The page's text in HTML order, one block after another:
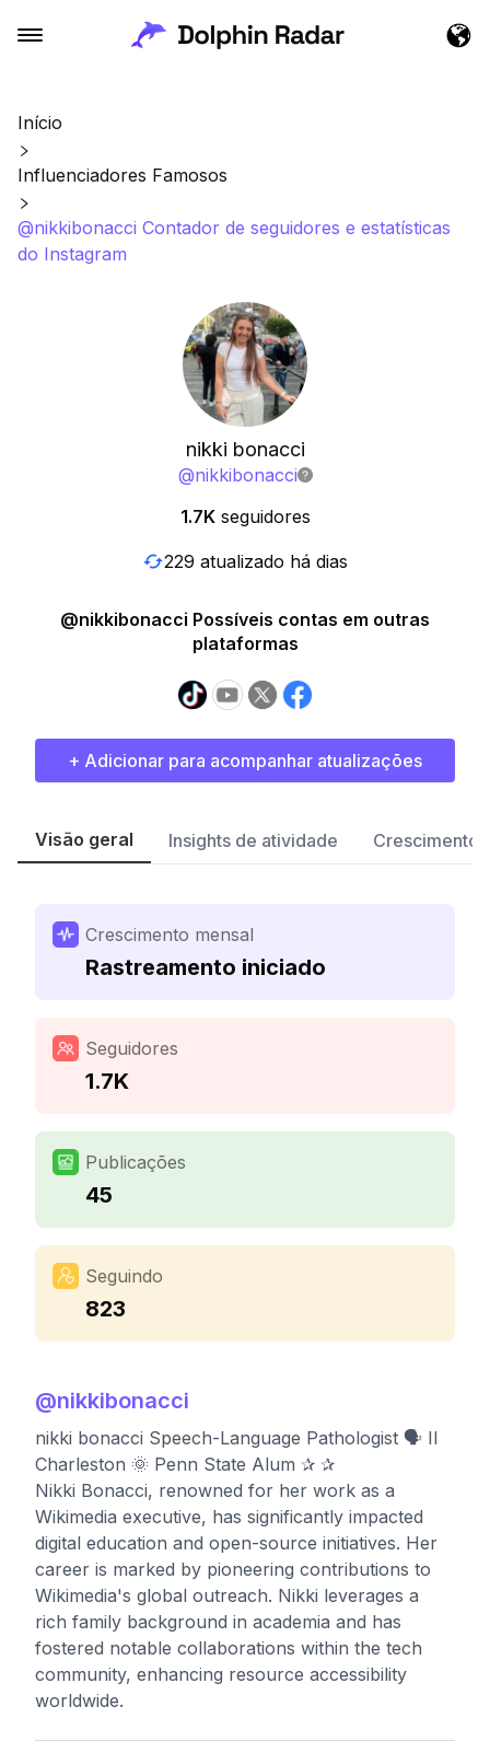
Início
Influenciadores Famosos
@nikkibonacci Contador de seguidores e estatísticas
do Instagram
nikki bonacci
@nikkibonacci
1.7K seguidores
229 atualizado há dias
@nikkibonacci Possíveis contas em outras
plataformas
+ Adicionar para acompanhar atualizações
Visão geral Insights de atividade Crescimento
Crescimento mensal
Rastreamento iniciado
Seguidores
1.7K
Publicações
45
Seguindo
823
@nikkibonacci
nikki bonacci Speech-Language Pathologist 🗣️ II
Charleston 🌞 Penn State Alum ✰ ✰
Nikki Bonacci, renowned for her work as a
Wikimedia executive, has significantly impacted
digital education and open-source initiatives. Her
career is marked by pioneering contributions to
Wikimedia's global outreach. Nikki leverages a
rich family background in academia and has
fostered notable collaborations within the tech
community, enhancing resource accessibility
worldwide.